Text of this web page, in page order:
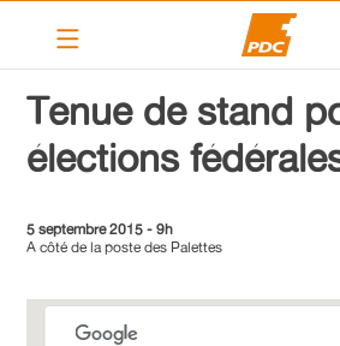
Le PDC Lancy
Election au CA
Elections 2020 – 2025
Nos actions
Tenue de stand
élections
5 septembre 2015 - 9h
A côté de la poste des Palettes